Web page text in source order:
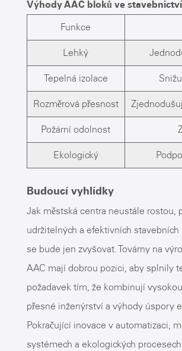
Výhody AAC bloků ve stavebnictví
Funkce
Lehký
Tepelná izolace
Rozměrová přesnost
Požární odolnost
Ekologický
Budoucí vyhlídky
Jak městská centra neustále rostou,
udržitelných a efektivních stavebních
se bude jen zvyšovat. Továrny na
AAC mají dobrou pozici, aby splnily
požadavek tím, že kombinují
přesné inženýrství a výhody úspory
Pokračující inovace v automatizaci,
systémech a ekologických